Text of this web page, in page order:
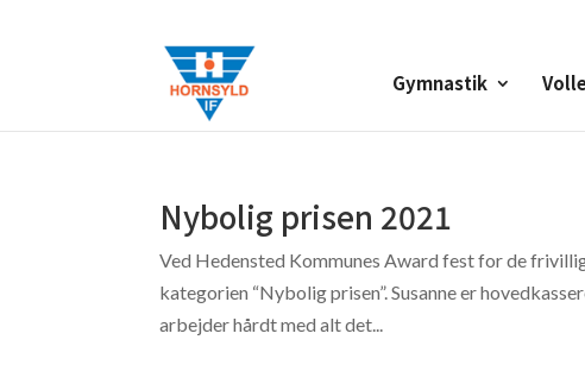
Gymnastik
Nybolig prisen 2021
Ved Hedensted Kommunes Award fest for de
kategorien “Nybolig prisen”. Susanne er
arbejder hårdt med alt det...